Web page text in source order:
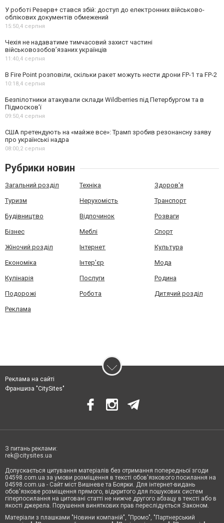
У роботі Резерв+ стався збій: доступ до електронних військово-
облікових документів обмежений
15:50,4 серпня
Чехія не надаватиме тимчасовий захист частині
військовозобов’язаних українців
11:40,4 серпня
В Fire Point розповіли, скільки ракет можуть нести дрони FP-1 та FP-2
10:18,4 серпня
Безпілотники атакували склади Wildberries під Петербургом та в
Підмосков’ї
09:50,4 серпня
США претендують на «майже все»: Трамп зробив резонансну заяву
про українські надра
08:00,2 серпня
Рубрики новин
Загальний розділ Техніка Здоров'я
Туризм Нерухомість Транспорт
Будівництво Відпочинок Розваги
Бізнес Меблі Спорт
Жіночий розділ Інтернет Культура
Економіка Інтер'єр Мода
Кулінарія Послуги Родина
Подорожі Робота Дитячий розділ
Реклама
Реклама на сайті
Франшиза "CitySites"
З питань реклами:
rek@citysites.ua
Допускається цитування матеріалів без отримання попередньої згоди
04598.com.ua за умови розміщення в тексті обов'язкового посилання на
04598.com.ua - Сайт міст Вишневе та Боярки. Для інтернет-видань
обов'язкове розміщення прямого, відкритого для пошукових систем
гіперпосилання на цитовані статті не нижче другого абзацу в тексті або в
якості джерела. Порушення виняткових прав переслідується Законом.
Матеріали з плашками "Новини компаній", "Промо", "Партнерський